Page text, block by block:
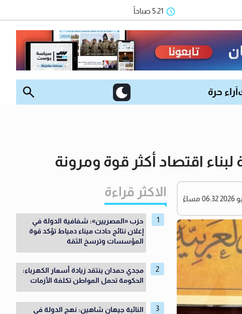
5:21 صباحاً
آراء حرة
اقتصاد أكثر قوة ومرونة
الاكثر قراءة
حزب «المصريين»: شفافية الدولة في
إعلان نتائج حادث ميناء دمياط تؤكد قوة
المؤسسات وترسخ الثقة
مجدي حمدان ينتقد زيادة أسعار الكهرباء:
الحكومة تحمل المواطن تكلفة الأزمات
النائبة جيهان شاهين: نهج الدولة في